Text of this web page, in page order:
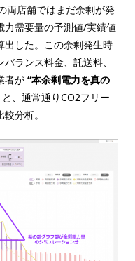
両店舗ではまだ余剰が発
力需要量の予測値/実績値
出した。この余剰発生時
ランス料金、託送料、
者が “本余剰電力を真の
と、通常通りCO2フリー
分析。